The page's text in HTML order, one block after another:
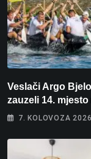
Veslači Argo
zauzeli 14. mjesto
brzincu
7. KOLOVOZA